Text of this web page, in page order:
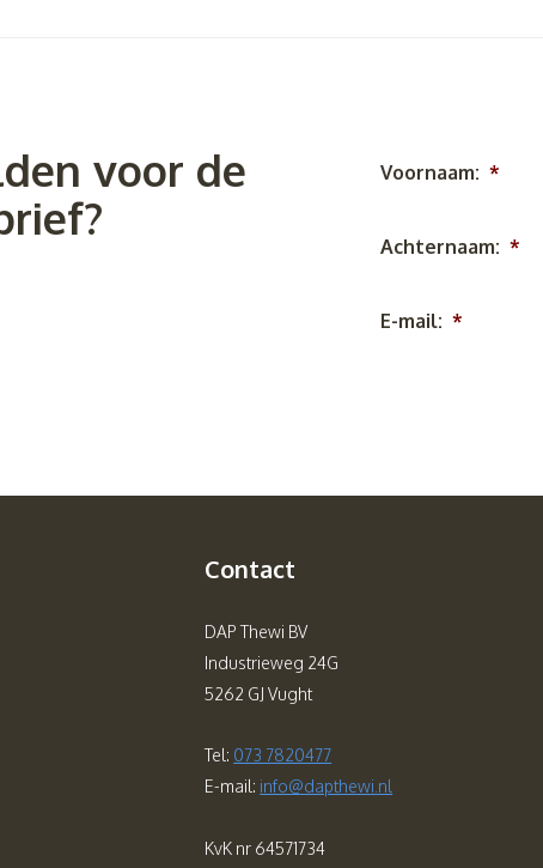
voor de
Voornaam: *
Achternaam: *
E-mail: *
Contact
DAP Thewi BV
Industrieweg 24G
5262 GJ Vught
Tel: 073 7820477
E-mail: info@dapthewi.nl
KvK nr 64571734